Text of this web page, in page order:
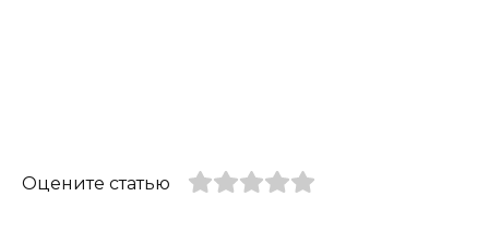
Оцените статью